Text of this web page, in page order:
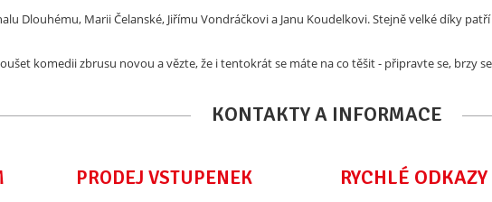
Dlouhému, Marii Čelanské, Jiřímu Vondráčkovi a Janu Koudelkovi. Stejně velké díky
komedii zbrusu novou a vězte, že i tentokrát se máte na co těšit - připravte se, brzy
KONTAKTY A INFORMACE
PRODEJ VSTUPENEK RYCHLÉ ODKAZY